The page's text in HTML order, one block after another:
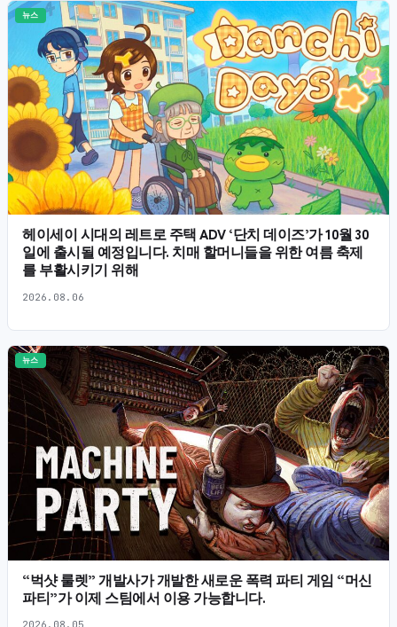
뉴스
헤이세이 시대의 레트로 주택 ADV ‘단치 데이즈’가 10월 30
일에 출시될 예정입니다. 치매 할머니들을 위한 여름 축제
를 부활시키기 위해
2026.08.06
뉴스
“벅샷 룰렛” 개발사가 개발한 새로운 폭력 파티 게임 “머신
파티”가 이제 스팀에서 이용 가능합니다.
2026.08.05